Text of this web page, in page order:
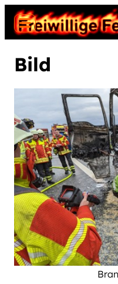
Einsätze
Termine
Jugend
Fahrzeuge
Gerätehaus
Geschichte
Bild